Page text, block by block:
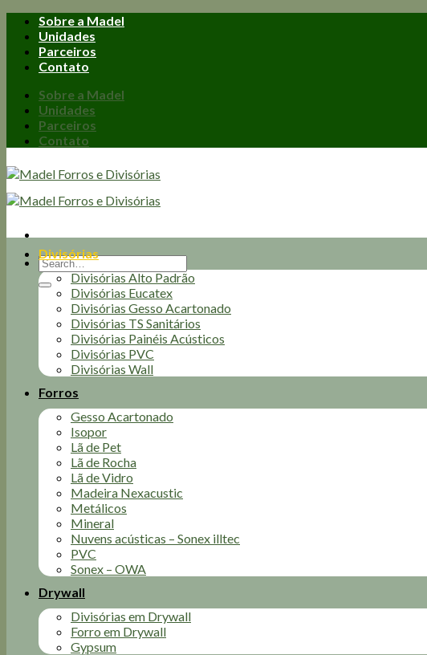
Skip
content
Sobre a Madel
Unidades
Parceiros
Contato
Sobre a Madel
Unidades
Parceiros
Contato
Search
for:
Divisórias
Divisórias Alto Padrão
Divisórias Eucatex
Divisórias Gesso Acartonado
Divisórias TS Sanitários
Divisórias Painéis Acústicos
Divisórias PVC
Divisórias Wall
Forros
Gesso Acartonado
Isopor
Lã de Pet
Lã de Rocha
Lã de Vidro
Madeira Nexacustic
Metálicos
Mineral
Nuvens acústicas – Sonex illtec
PVC
Sonex – OWA
Drywall
Divisórias em Drywall
Forro em Drywall
Gypsum